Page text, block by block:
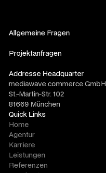
Allgemeine Fragen
Projektanfragen
Addresse Headquarter
mediawave commerce GmbH
St.-Martin-Str. 102
81669 München
Quick Links
Home
Agentur
Karriere
Leistungen
Referenzen